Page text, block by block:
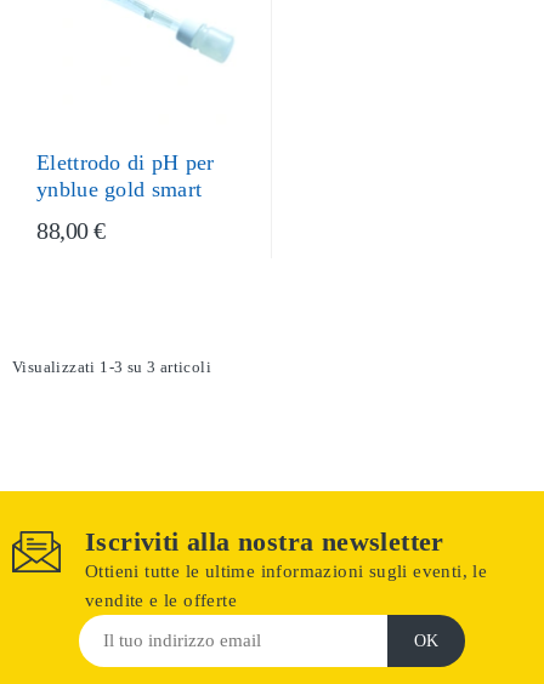
Elettrodo di pH per
ynblue gold smart
88,00 €
Visualizzati 1-3 su 3 articoli
Iscriviti alla nostra newsletter
Ottieni tutte le ultime informazioni sugli eventi, le
vendite e le offerte